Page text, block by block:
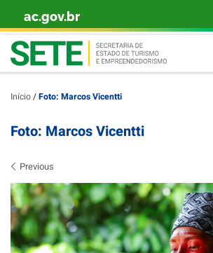
Skip to content
ac.gov.br
Início/Foto: Marcos Vicentti
Foto: Marcos Vicentti
Images navigation
Previous